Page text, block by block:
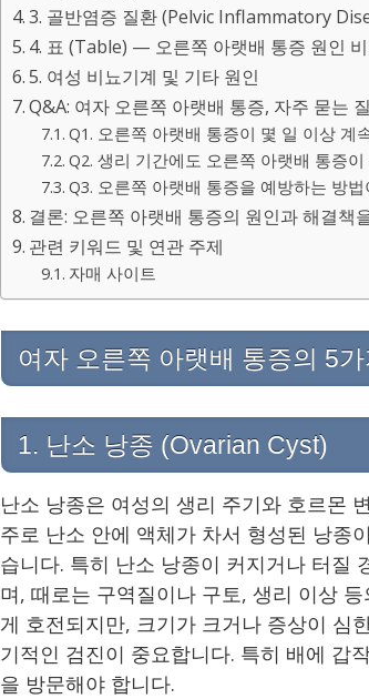
3. 골반염증 질환 (Pelvic Inflammatory
4. 표 (Table) — 오른쪽 아랫배 통증 원인
5. 여성 비뇨기계 및 기타 원인
Q&A: 여자 오른쪽 아랫배 통증, 자주 묻는
Q1. 오른쪽 아랫배 통증이 몇 일 이상 계
Q2. 생리 기간에도 오른쪽 아랫배 통증
Q3. 오른쪽 아랫배 통증을 예방하는 방법
결론: 오른쪽 아랫배 통증의 원인과 해결책
관련 키워드 및 연관 주제
자매 사이트
여자 오른쪽 아랫배 통증의 5
1. 난소 낭종 (Ovarian Cyst)
난소 낭종은 여성의 생리 주기와 호르몬
주로 난소 안에 액체가 차서 형성된 낭종
습니다. 특히 난소 낭종이 커지거나 터질
며, 때로는 구역질이나 구토, 생리 이상
게 호전되지만, 크기가 크거나 증상이 심
기적인 검진이 중요합니다. 특히 배에 갑
을 방문해야 합니다.